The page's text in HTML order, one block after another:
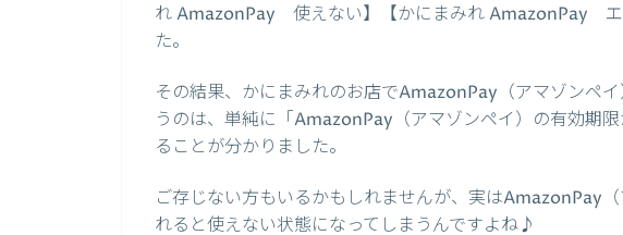
れ AmazonPay 使えない】【かにまみれ AmazonPay エ
た。
その結果、かにまみれのお店でAmazonPay（アマゾンペ
うのは、単純に「AmazonPay（アマゾンペイ）の有効期
ることが分かりました。
ご存じない方もいるかもしれませんが、実はAmazonPay
れると使えない状態になってしまうんですよね♪